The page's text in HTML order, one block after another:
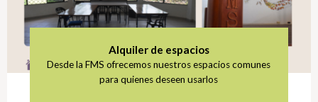
Alquiler de espacios
Desde la FMS ofrecemos nuestros espacios comunes
para quienes deseen usarlos